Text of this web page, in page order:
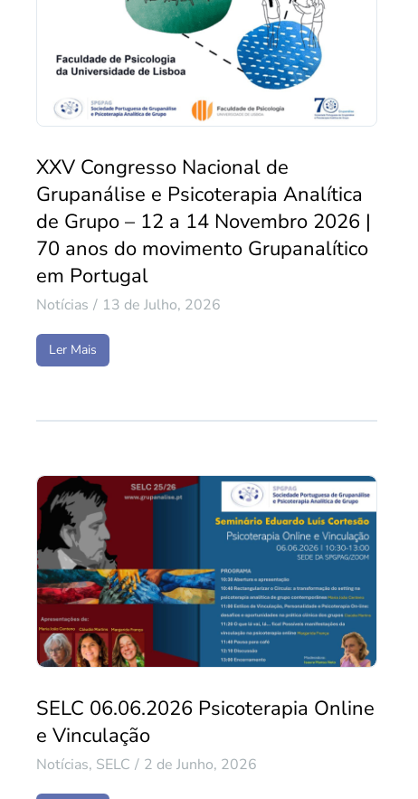
XXV Congresso Nacional de
Grupanálise e Psicoterapia Analítica
de Grupo – 12 a 14 Novembro 2026 |
70 anos do movimento Grupanalítico
em Portugal
Notícias 13 de Julho, 2026
Ler Mais
SELC 06.06.2026 Psicoterapia Online
e Vinculação
Notícias, SELC 2 de Junho, 2026